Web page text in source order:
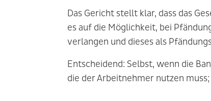
Das Gericht stellt klar, dass das
es auf die Möglichkeit, bei
verlangen und dieses als
Entscheidend: Selbst, wenn die
die der Arbeitnehmer nutzen